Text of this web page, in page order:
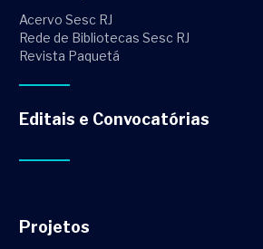
Acervo Sesc RJ
Rede de Bibliotecas Sesc RJ
Revista Paquetá
Editais e Convocatórias
Projetos